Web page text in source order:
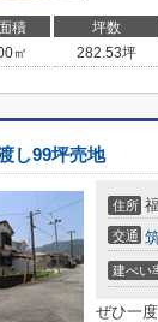
積 坪数
㎡ 282.53坪
し99坪売地
住所
交通
建ぺい
ぜひ一